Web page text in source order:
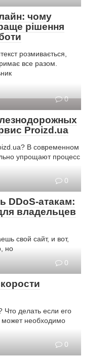
чому
рішення
розмивається,
все разом.
0
Proizd.ua
В современном
упрощают процесс
0
DDoS-атакам:
владельцев
свой сайт, и вот,
но
0
Что делать если его
может необходимо
0